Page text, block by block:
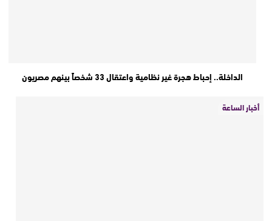
الداخلة.. إحباط هجرة غير نظامية واعتقال 33 شخصاً بينهم مصريون
أخبار الساعة